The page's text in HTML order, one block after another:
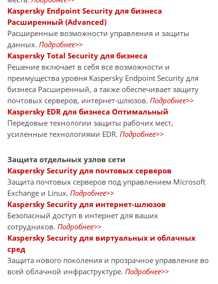
Kaspersky Endpoint Security для бизнеса
Расширенный (Advanced)
Расширенные возможности управления и защиты
данных. Подробнее>>
Kaspersky Total Security для бизнеса
Решение включает в себя все возможности и
преимущества уровня Kaspersky Endpoint Security для
бизнеса Расширенный, а также обеспечивает защиту
почтовых серверов, интернет-шлюзов. Подробнее>>
Kaspersky EDR для бизнеса Оптимальный
Передовые технологии защиты рабочих мест,
усиленные технологиями EDR. Подробнее>>
Защита отдельных узлов сети
Kaspersky Security для почтовых серверов
Защита почтовых серверов под управлением Microsoft
Exchange и Linux. Подробнее>>
Kaspersky Security для интернет-шлюзов
Безопасный доступ в интернет для ваших
сотрудников. Подробнее>>
Kaspersky Security для виртуальных и облачных
сред
Защита нового поколения и прозрачное управление во
всей облачной инфраструктуре. Подробнее>>